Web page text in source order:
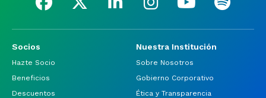
Socios
Hazte Socio
Beneficios
Descuentos
Nuestra Institución
Sobre Nosotros
Gobierno Corporativo
Ética y Transparencia